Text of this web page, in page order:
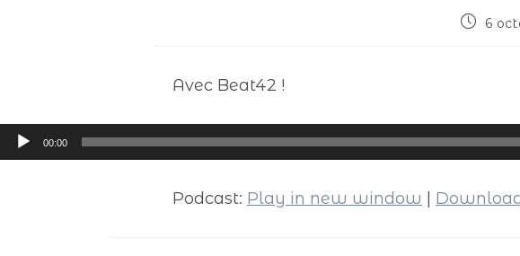
6
Avec Beat42 !
Lecteur
audio
00:00
Podcast: Play in new window Download